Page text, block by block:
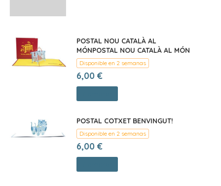
POSTAL NOU CATALÀ AL
MÓNPOSTAL NOU CATALÀ AL MÓN
Disponible en 2 semanas
6,00 €
POSTAL COTXET BENVINGUT!
Disponible en 2 semanas
6,00 €